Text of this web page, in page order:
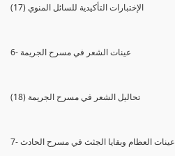
(17) الإختبارات التأكيدية للسائل المنوي
6- عينات الشعر في مسرح الجريمة
(18) تحاليل الشعر في مسرح الجريمة
7- عينات العظام وبقايا الجثث في مسرح الحادث